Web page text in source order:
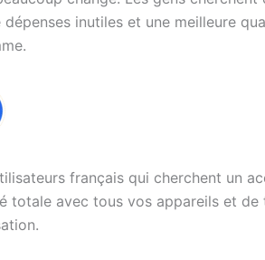
inutiles et une meilleure
français qui cherchent un
totale avec tous vos appareils et